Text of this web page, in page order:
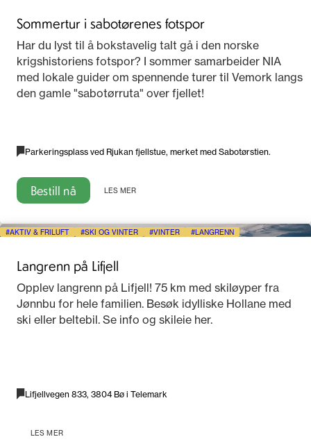
Sommertur i sabotørenes fotspor
Har du lyst til å bokstavelig talt gå i den norske
krigshistoriens fotspor? I sommer samarbeider NIA
med lokale guider om spennende turer til Vemork langs
den gamle "sabotørruta" over fjellet!
Parkeringsplass ved Rjukan fjellstue, merket med Sabotørstien.
Bestill nå LES MER
AKTIV & FRILUFT SKI OG VINTER VINTER LANGRENN
Langrenn på Lifjell
Opplev langrenn på Lifjell! 75 km med skiløyper fra
Jønnbu for hele familien. Besøk idylliske Hollane med
ski eller beltebil. Se info og skileie her.
Lifjellvegen 833, 3804 Bø i Telemark
LES MER